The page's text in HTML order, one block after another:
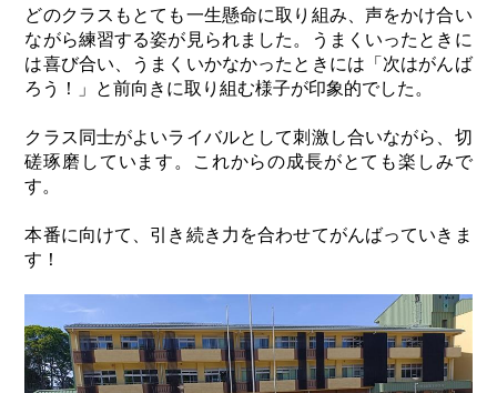
どのクラスもとても一生懸命に取り組み、声をかけ合い
ながら練習する姿が見られました。うまくいったときに
は喜び合い、うまくいかなかったときには「次はがんば
ろう！」と前向きに取り組む様子が印象的でした。
クラス同士がよいライバルとして刺激し合いながら、切
磋琢磨しています。これからの成長がとても楽しみで
す。
本番に向けて、引き続き力を合わせてがんばっていきま
す！